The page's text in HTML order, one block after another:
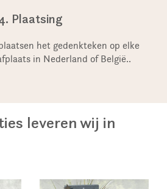
Plaatsing
het gedenkteken op elke
in Nederland of België..
leveren wij in